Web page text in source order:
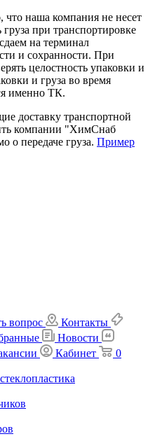
наша компания не несет
груза при транспортировке
на терминал
и сохранности. При
целостность упаковки и
и груза во время
именно ТК.
доставку транспортной
компании "ХимСнаб
о передаче груза. Пример
вопрос
Контакты
Новости
Кабинет
0